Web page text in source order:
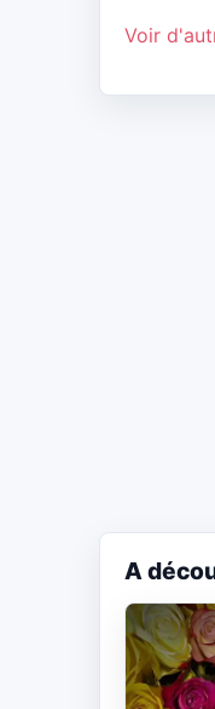
Voir
A